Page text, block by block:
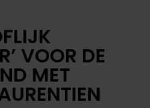
VOOR DE
MET